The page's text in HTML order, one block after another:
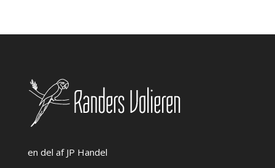
vælges
en del af JP Handel